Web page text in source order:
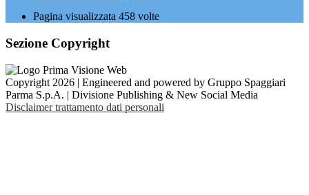
Pagina visualizzata 458 volte
Sezione Copyright
Copyright 2026 | Engineered and powered by Gruppo Spaggiari
Parma S.p.A. | Divisione Publishing & New Social Media
Disclaimer trattamento dati personali